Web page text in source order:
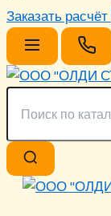
Заказать расчёт